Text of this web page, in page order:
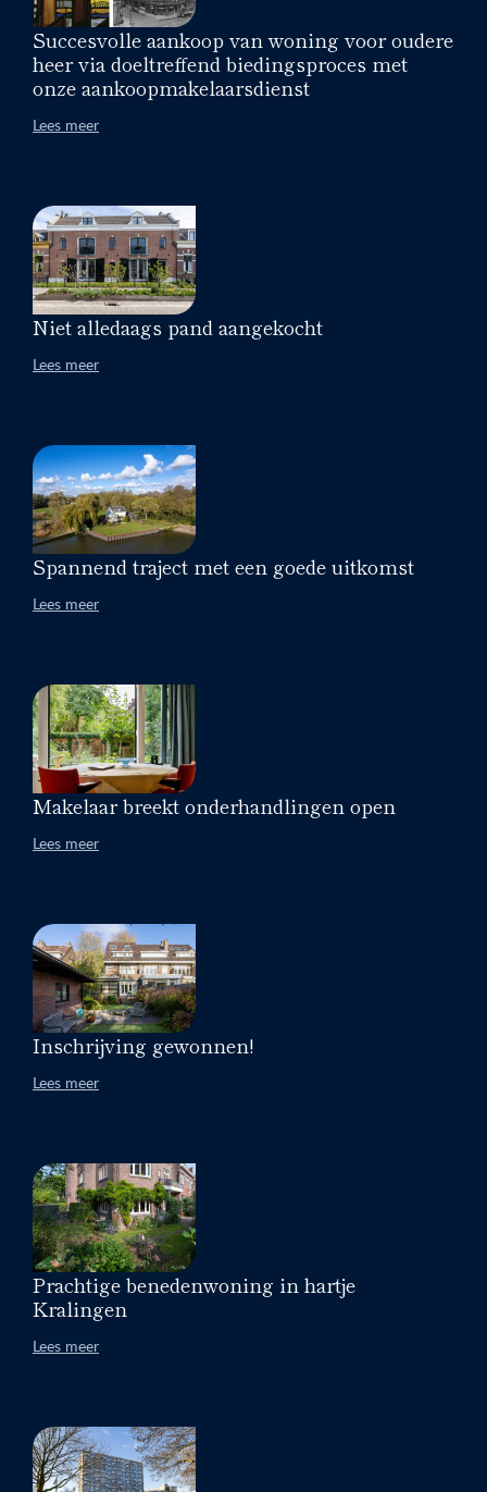
Succesvolle aankoop van woning voor oudere
heer via doeltreffend biedingsproces met
onze aankoopmakelaarsdienst
Lees meer
Niet alledaags pand aangekocht
Lees meer
Spannend traject met een goede uitkomst
Lees meer
Makelaar breekt onderhandlingen open
Lees meer
Inschrijving gewonnen!
Lees meer
Prachtige benedenwoning in hartje
Kralingen
Lees meer